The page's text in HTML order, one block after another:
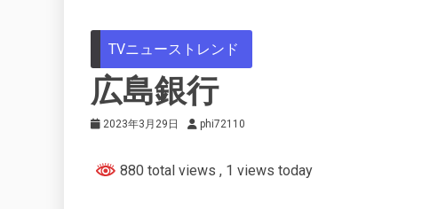
TVニューストレンド
広島銀行
2023年3月29日 phi72110
880 total views , 1 views today